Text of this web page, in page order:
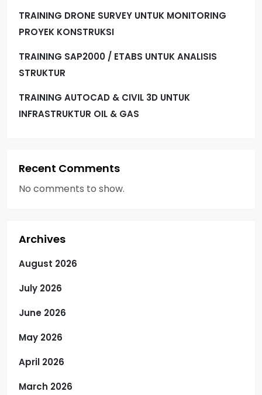
aTRAINING DRONE SURVEY UNTUK MONITORING
PROYEK KONSTRUKSI
TRAINING SAP2000 / ETABS UNTUK ANALISIS
STRUKTUR
TRAINING AUTOCAD & CIVIL 3D UNTUK
INFRASTRUKTUR OIL & GAS
Recent Comments
No comments to show.
Archives
August 2026
July 2026
June 2026
May 2026
April 2026
March 2026